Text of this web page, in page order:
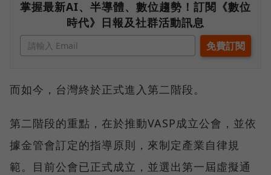
掌握最新AI、半導體、數位趨勢！訂閱《數位
時代》日報及社群活動訊息
而如今，台灣終於正式進入第二階段。
第二階段的重點，在於推動VASP成立公會，並依
據金管會訂定的指導原則，來制定產業自律規
範。目前公會已正式成立，並選出第一屆虛擬通